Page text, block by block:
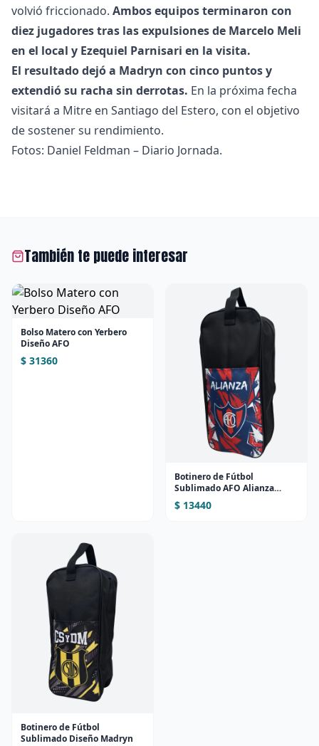
volvió friccionado. Ambos equipos terminaron con
diez jugadores tras las expulsiones de Marcelo Meli
en el local y Ezequiel Parnisari en la visita.
El resultado dejó a Madryn con cinco puntos y
extendió su racha sin derrotas. En la próxima fecha
visitará a Mitre en Santiago del Estero, con el objetivo
de sostener su rendimiento.
Fotos: Daniel Feldman – Diario Jornada.
También te puede interesar
Bolso Matero con Yerbero
Diseño AFO
$ 31360
Botinero de Fútbol
Sublimado AFO Alianza
(Diseño 1)
$ 13440
Botinero de Fútbol
Sublimado Diseño Madryn